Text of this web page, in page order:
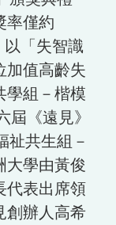
率僅約
以「失智識
加值高齡失
學組－楷模
屆《遠見》
祉共生組－
大學由黃俊
代表出席領
創辦人高希